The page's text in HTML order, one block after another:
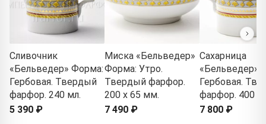
Сливочник
«Бельведер» Форма:
Гербовая. Твердый
фарфор. 240 мл.
5 390 ₽
Миска «Бельведер»
Форма: Утро.
Твердый фарфор.
200 x 65 мм.
7 490 ₽
Сахарница
«Бельведер»
Гербовая.
фарфор. 400
7 800 ₽